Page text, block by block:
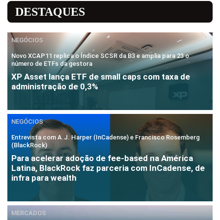
DESTAQUES
NEGÓCIOS
Novo XCAP11 replica o Índice SCSR da B3 e amplia para 23 o
número de ETFs da gestora
XP Asset lança ETF de small caps com taxa de
administração de 0,3%
NEGÓCIOS
Entrevista com A.J. Harper (InCadense) e Francisco Rosemberg
(BlackRock)
Para acelerar adoção de fee-based na América
Latina, BlackRock faz parceria com InCadense, de
infra para wealth
MERCADOS